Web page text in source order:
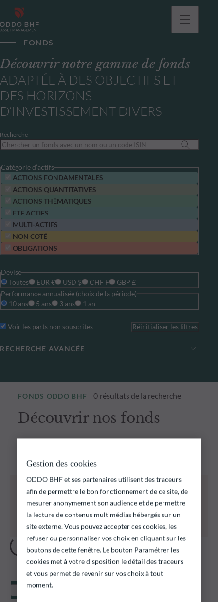
FONDS
Découvrir notre gamme de fonds
ADAPTÉE À DES OBJECTIFS ET
DES HORIZONS
D’INVESTISSEMENT DIVERS
Recherche
Catégorie d’actifs
ACTIONS FONDAMENTALES
ACTIONS QUANTITATIVES
ACTIONS THÉMATIQUES
ETF ACTIFS
MULTI-ACTIFS
NON COTÉ
OBLIGATIONS
Devise
Toutes
EUR € USD $ CHF F
GBP £
Performance annualisée (choix de la période)
10 ans
5 ans 3 ans 1 an
Voir les parts non souscrites Réinitialiser les filtres
RECHERCHE AVANCÉE
FONDS ODDO BHF 0 résultats de la recherche
Découvrir nos fonds
Tous les fonds ci-dessous présentent notamment
un risque de perte en capital.
Il est rappelé que les performances passées ne
préjugent pas des performances futures et ne sont
pas constantes dans le temps.
Valeur liquidative
Gestion des cookies
ODDO BHF et ses partenaires utilisent des traceurs
afin de permettre le bon fonctionnement de ce site, de
mesurer anonymement son audience et de permettre
la lecture de contenus multimédias hébergés sur un
site externe. Vous pouvez accepter ces cookies, les
refuser ou personnaliser vos choix en cliquant sur les
boutons de cette fenêtre. Le bouton Paramétrer les
cookies met à votre disposition le détail des traceurs
et vous permet de revenir sur vos choix à tout
moment.